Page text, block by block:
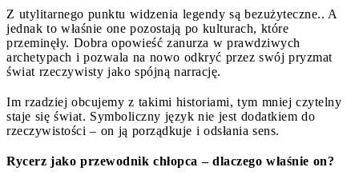
Z utylitarnego punktu widzenia legendy są bezużyteczne.. A
jednak to właśnie one pozostają po kulturach, które
przeminęły. Dobra opowieść zanurza w prawdziwych
archetypach i pozwala na nowo odkryć przez swój pryzmat
świat rzeczywisty jako spójną narrację.
Im rzadziej obcujemy z takimi historiami, tym mniej czytelny
staje się świat. Symboliczny język nie jest dodatkiem do
rzeczywistości – on ją porządkuje i odsłania sens.
Rycerz jako przewodnik chłopca – dlaczego właśnie on?